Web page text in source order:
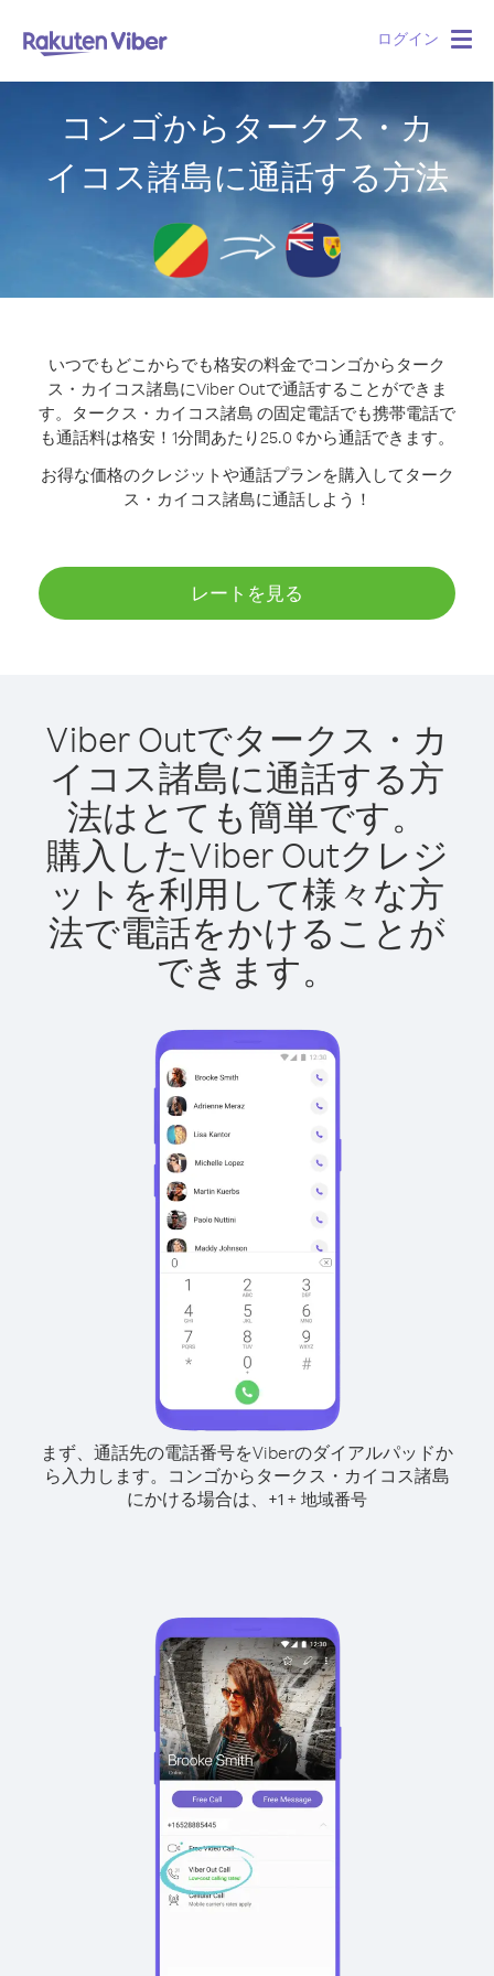
ログイン
コンゴからタークス・カ
イコス諸島に通話する方法
いつでもどこからでも格安の料金でコンゴからターク
ス・カイコス諸島にViber Outで通話することができま
す。
タークス・カイコス諸島 の固定電話でも携帯電話で
も通話料は格安！1分間あたり25.0 ¢から通話できます。
お得な価格のクレジットや通話プランを購入してターク
ス・カイコス諸島に通話しよう！
レートを見る
Viber Outでタークス・カ
イコス諸島に通話する方
法はとても簡単です。
購入したViber Outクレジ
ットを利用して様々な方
法で電話をかけることが
できます。
まず、通話先の電話番号をViberのダイアルパッドか
ら入力します。 コンゴからタークス・カイコス諸島
にかける場合は、 +1 + 地域番号